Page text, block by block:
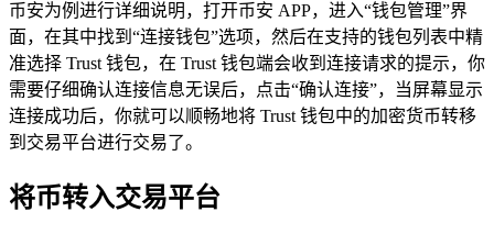
币安为例进行详细说明，打开币安 APP，进入“钱包管理”界
面，在其中找到“连接钱包”选项，然后在支持的钱包列表中精
准选择 Trust 钱包，在 Trust 钱包端会收到连接请求的提示，你
需要仔细确认连接信息无误后，点击“确认连接”，当屏幕显示
连接成功后，你就可以顺畅地将 Trust 钱包中的加密货币转移
到交易平台进行交易了。
将币转入交易平台